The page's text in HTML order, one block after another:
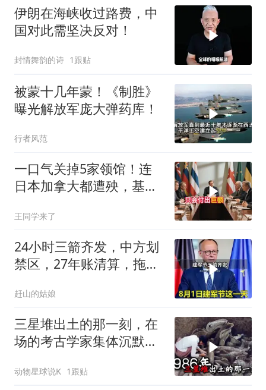
伊朗在海峡收过路费，中
国对此需坚决反对！
封情舞韵的诗 1跟贴
被蒙十几年蒙！《制胜》
曝光解放军庞大弹药库！
行者风范
一口气关掉5家领馆！连
日本加拿大都遭殃，基辛
王同学来了
24小时三箭齐发，中方划
禁区，27年账清算，拖船
赶山的姑娘
三星堆出土的那一刻，在
场的考古学家集体沉默
动物星球说K 1跟贴